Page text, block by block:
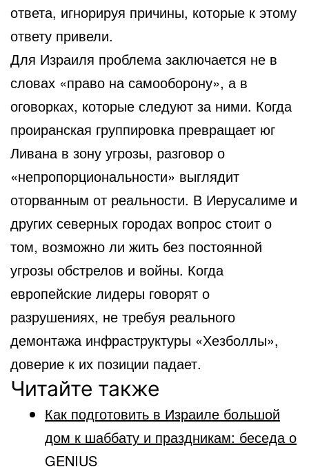
ответа, игнорируя причины, которые к этому
ответу привели.
Для Израиля проблема заключается не в
словах «право на самооборону», а в
оговорках, которые следуют за ними. Когда
проиранская группировка превращает юг
Ливана в зону угрозы, разговор о
«непропорциональности» выглядит
оторванным от реальности. В Иерусалиме и
других северных городах вопрос стоит о
том, возможно ли жить без постоянной
угрозы обстрелов и войны. Когда
европейские лидеры говорят о
разрушениях, не требуя реального
демонтажа инфраструктуры «Хезболлы»,
доверие к их позиции падает.
Читайте также
Как подготовить в Израиле большой
дом к шаббату и праздникам: беседа о
GENIUS